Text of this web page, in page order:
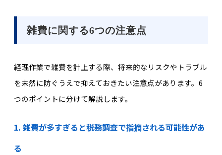
雑費に関する6つの注意点
経理作業で雑費を計上する際、将来的なリスクやトラブル
を未然に防ぐうえで抑えておきたい注意点があります。6
つのポイントに分けて解説します。
1. 雑費が多すぎると税務調査で指摘される可能性があ
る